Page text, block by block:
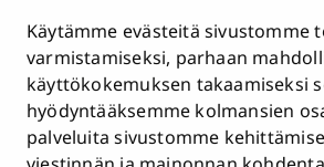
Käytämme evästeitä sivustomme
varmistamiseksi, parhaan
käyttökokemuksen takaamiseksi
hyödyntääksemme kolmansien
palveluita sivustomme
Tietosuojailmoitus
Asiakirjajulkisuuskuvaus ja
Väärinkäytösepäilyt
Saavutettavuusseloste
Palaute